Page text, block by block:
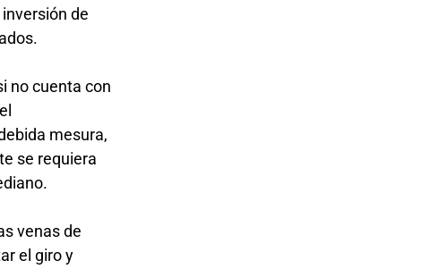
de
no cuenta con
mesura,
se requiera
venas de
el giro y